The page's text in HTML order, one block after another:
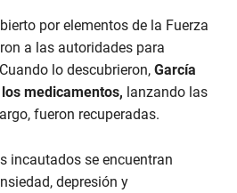
por elementos de la Fuerza
a las autoridades para
lo descubrieron, García
medicamentos, lanzando las
fueron recuperadas.
incautados se encuentran
depresión y